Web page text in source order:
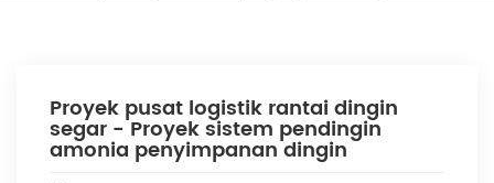
Proyek pusat logistik rantai dingin
segar - Proyek sistem pendingin
amonia penyimpanan dingin